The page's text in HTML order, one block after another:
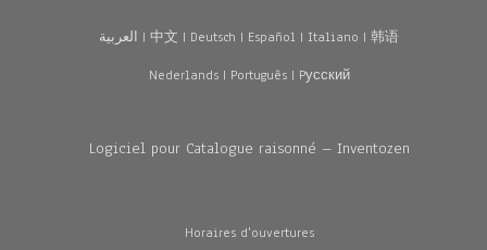
العربية | 中文 | Deutsch | Español | Italiano | 韩语
Nederlands| Português| Pусский
Logiciel pour Catalogue raisonné – Inventozen
Horaires d'ouvertures